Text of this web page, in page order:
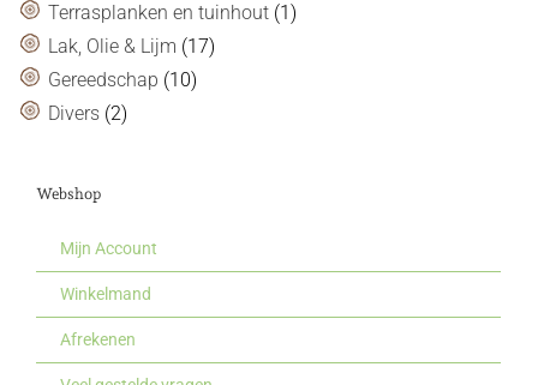
Terrasplanken en tuinhout (1)
Lak, Olie & Lijm (17)
Gereedschap (10)
Divers (2)
Webshop
Mijn Account
Winkelmand
Afrekenen